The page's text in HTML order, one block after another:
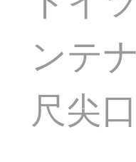
ンテ
尺尖